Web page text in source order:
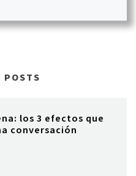
POSTS
los 3 efectos que
conversación